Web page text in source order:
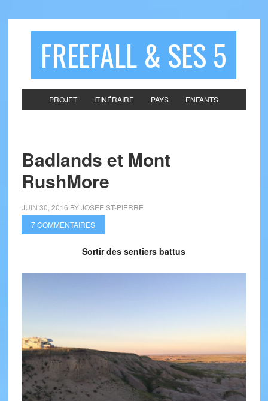
FREEFALL & SES 5
PROJET ITINÉRAIRE PAYS ENFANTS
Badlands et Mont
RushMore
JUIN 30, 2016 BYJOSEE ST-PIERRE
7 COMMENTAIRES
Sortir des sentiers battus